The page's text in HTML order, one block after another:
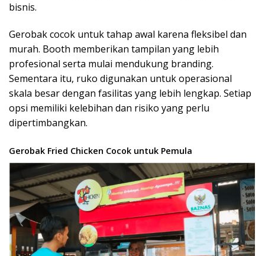
bisnis.
Gerobak cocok untuk tahap awal karena fleksibel dan
murah. Booth memberikan tampilan yang lebih
profesional serta mulai mendukung branding.
Sementara itu, ruko digunakan untuk operasional
skala besar dengan fasilitas yang lebih lengkap. Setiap
opsi memiliki kelebihan dan risiko yang perlu
dipertimbangkan.
Gerobak Fried Chicken Cocok untuk Pemula